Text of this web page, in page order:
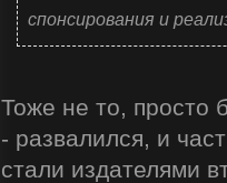
спонсирования и
Тоже не то, просто
- развалился, и
стали издателями